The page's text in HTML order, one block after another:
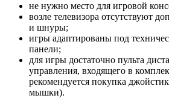
не нужно место для игровой
возле телевизора отсутствуют
и шнуры;
игры адаптированы под
панели;
для игры достаточно пульта
управления, входящего в
рекомендуется покупка
мышки).